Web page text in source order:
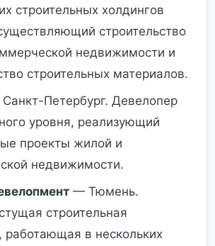
строительных холдингов
строительство
недвижимости и
строительных материалов.
Петербург. Девелопер
уровня, реализующий
проекты жилой и
недвижимости.
— Тюмень.
строительная
работающая в нескольких